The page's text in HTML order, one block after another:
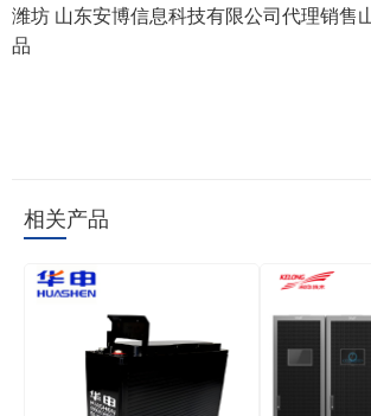
潍坊 山东安博信息科技有限公司代理销售
品
相关产品